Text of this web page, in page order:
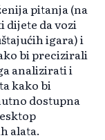
pitanja (na
dijete da vozi
igara) i
bi precizirali
analizirati i
kako bi
dostupna
alata.